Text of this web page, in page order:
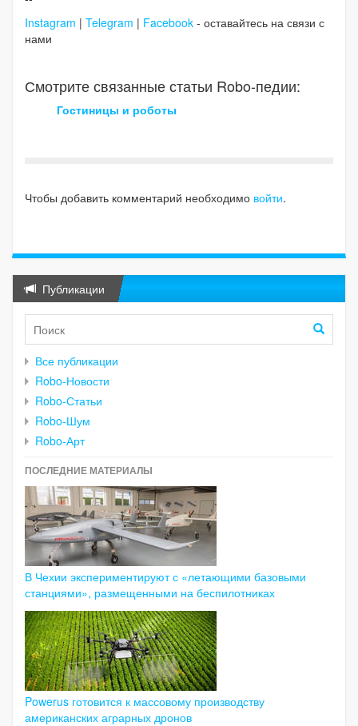
Instagram | Telegram | Facebook - оставайтесь на связи с
нами
Смотрите связанные статьи Robo-педии:
Гостиницы и роботы
Чтобы добавить комментарий необходимо войти.
Публикации
Все публикации
Robo-Новости
Robo-Статьи
Robo-Шум
Robo-Арт
ПОСЛЕДНИЕ МАТЕРИАЛЫ
В Чехии экспериментируют с «летающими базовыми
станциями», размещенными на беспилотниках
Powerus готовится к массовому производству
американских аграрных дронов